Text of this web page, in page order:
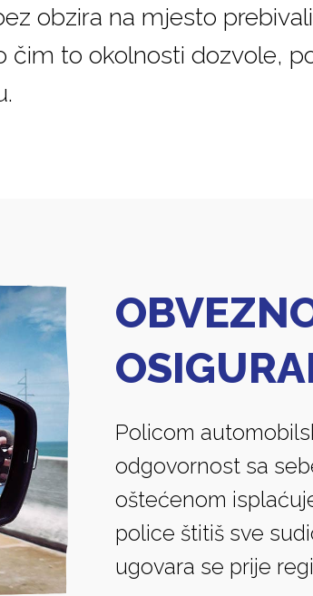
obzira na mjesto
čim to okolnosti dozvole,
Policom
odgovornost sa
oštećenom
police štitiš sve
ugovara se prije